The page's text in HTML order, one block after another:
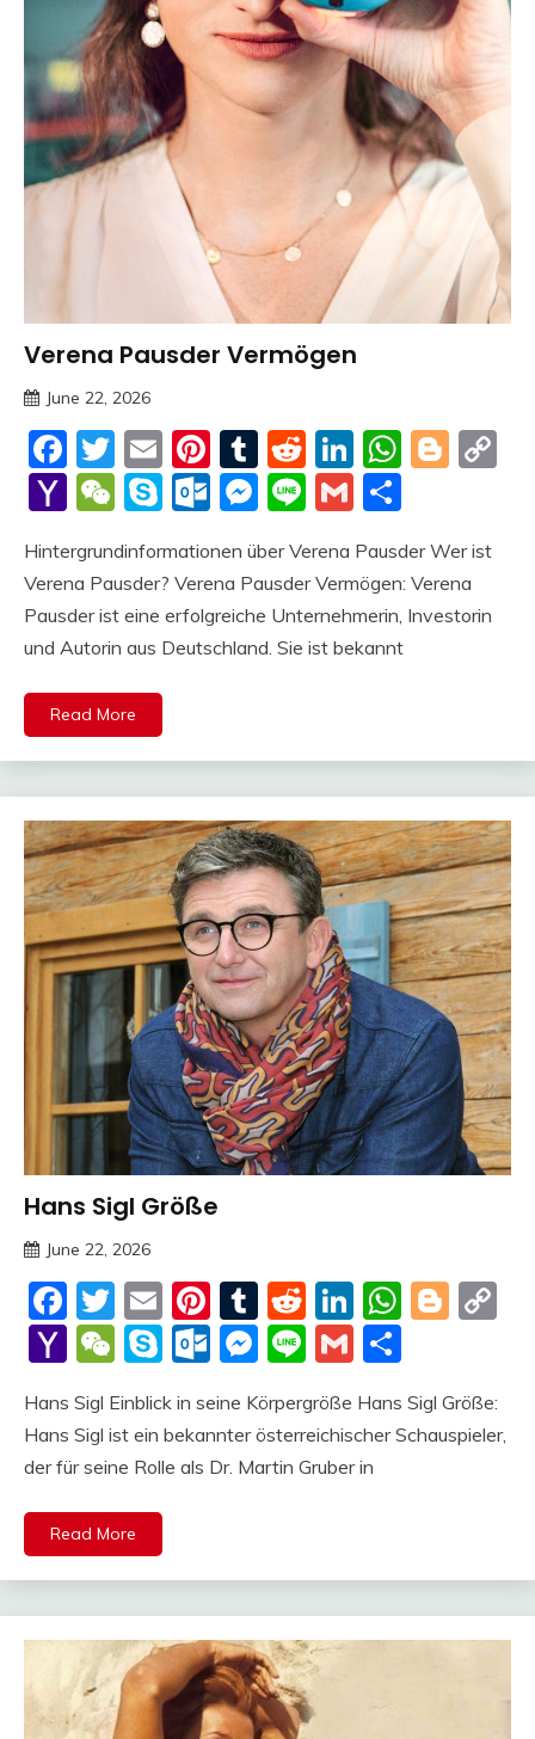
Trends
Verena Pausder Vermögen
June 22, 2026
Meme
Facebook
Twitter
EmailPinterest
Tumblr
Reddit
LinkedIn
Yahoo
WeChat
SkypeOutlook.com
Messenger
LineGmail
Hintergrundinformationen über Verena Pausder Wer ist
Verena Pausder? Verena Pausder Vermögen: Verena
Pausder ist eine erfolgreiche Unternehmerin, Investorin
und Autorin aus Deutschland. Sie ist bekannt
Read More
Trends
Hans Sigl Größe
June 22, 2026
Meme
Facebook
Twitter
EmailPinterest
Tumblr
Reddit
LinkedIn
Yahoo
WeChat
SkypeOutlook.com
Messenger
LineGmail
Hans Sigl Einblick in seine Körpergröße Hans Sigl Größe:
Hans Sigl ist ein bekannter österreichischer Schauspieler,
der für seine Rolle als Dr. Martin Gruber in
Read More